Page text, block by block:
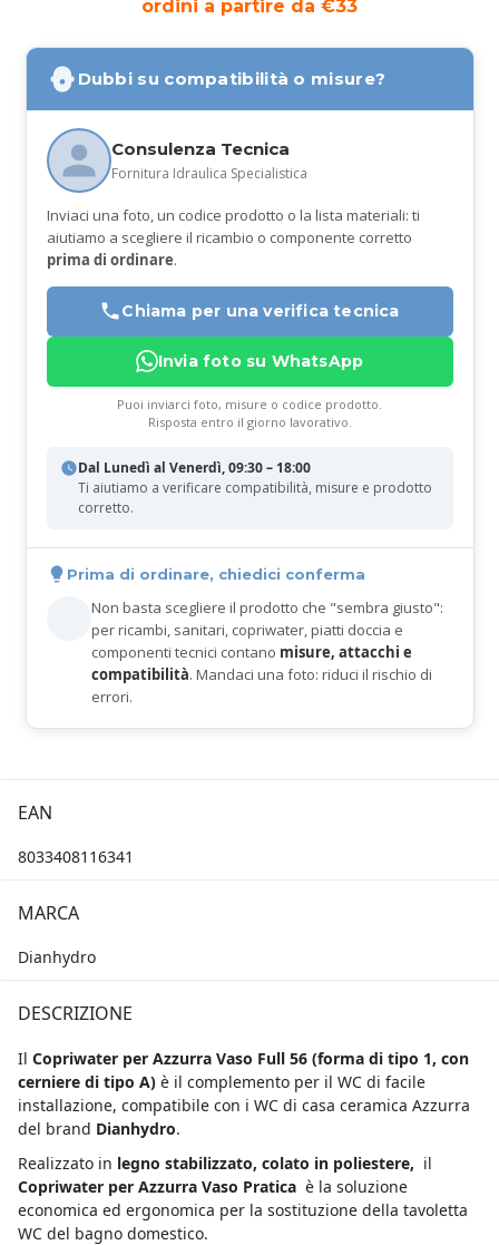
ordini a partire da €33
Dubbi su compatibilità o misure?
Consulenza Tecnica
Fornitura Idraulica Specialistica
Inviaci una foto, un codice prodotto o la lista materiali: ti
aiutiamo a scegliere il ricambio o componente corretto
prima di ordinare.
Chiama per una verifica tecnica
Invia foto su WhatsApp
Puoi inviarci foto, misure o codice prodotto.
Risposta entro il giorno lavorativo.
Dal Lunedì al Venerdì, 09:30 – 18:00
Ti aiutiamo a verificare compatibilità, misure e prodotto
corretto.
Prima di ordinare, chiedici conferma
Non basta scegliere il prodotto che "sembra giusto":
per ricambi, sanitari, copriwater, piatti doccia e
componenti tecnici contano misure, attacchi e
compatibilità. Mandaci una foto: riduci il rischio di
errori.
EAN
8033408116341
MARCA
Dianhydro
DESCRIZIONE
Il Copriwater per Azzurra Vaso Full 56 (forma di tipo 1, con
cerniere di tipo A) è il complemento per il WC di facile
installazione, compatibile con i WC di casa ceramica Azzurra
del brand Dianhydro.
Realizzato in legno stabilizzato, colato in poliestere, il
Copriwater per Azzurra Vaso Pratica è la soluzione
economica ed ergonomica per la sostituzione della tavoletta
WC del bagno domestico.